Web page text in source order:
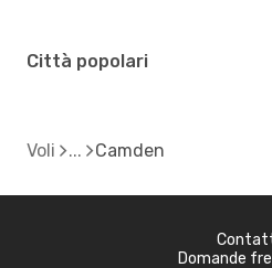
Città popolari
Voli Camden
Domande